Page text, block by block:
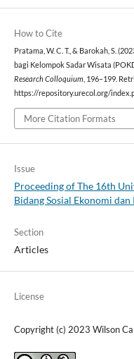
How to Cite
Pratama, W. C. T., & Barokah, S.
bagi Kelompok Sadar Wisata
Research Colloquium , 196–199.
https://repository.urecol.org/
More Citation Formats
Issue
Proceeding of The 16th
Bidang Sosial Ekonomi dan
Section
Articles
License
Copyright (c) 2023 Wilson